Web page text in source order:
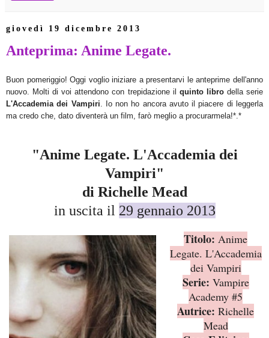
giovedì 19 dicembre 2013
Anteprima: Anime Legate.
Buon pomeriggio! Oggi voglio iniziare a presentarvi le anteprime dell'anno
nuovo. Molti di voi attendono con trepidazione il quinto librodella serie
L'Accademia dei Vampiri . Io non ho ancora avuto il piacere di leggerla
ma credo che, dato diventerà un film, farò meglio a procurarmela!*.*
"Anime Legate. L'Accademia dei
Vampiri"
di Richelle Mead
in uscita il 29 gennaio 2013
Titolo:Anime
Legate. L'Accademia
dei Vampiri
Serie: Vampire
Academy #5
Autrice:Richelle
Mead